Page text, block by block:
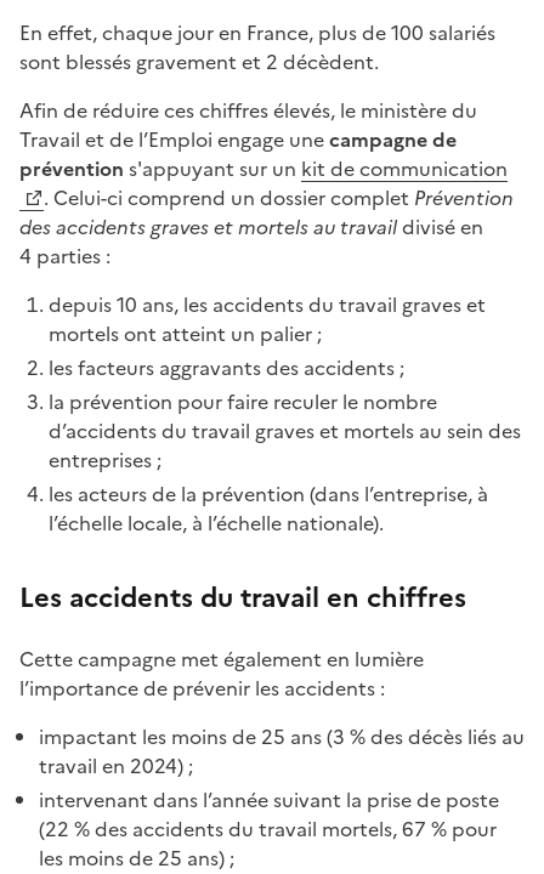
En effet, chaque jour en France, plus de 100 salariés
sont blessés gravement et 2 décèdent.
Afin de réduire ces chiffres élevés, le ministère du
Travail et de l’Emploi engage unecampagne de
prévention s'appuyant sur un kit de communication
. Celui-ci comprend un dossier complet Prévention
des accidents graves et mortels au travaildivisé en
4 parties :
depuis 10 ans, les accidents du travail graves et
mortels ont atteint un palier ;
les facteurs aggravants des accidents ;
la prévention pour faire reculer le nombre
d’accidents du travail graves et mortels au sein des
entreprises ;
les acteurs de la prévention (dans l’entreprise, à
l’échelle locale, à l’échelle nationale).
Les accidents du travail en chiffres
Cette campagne met également en lumière
l’importance de prévenir les accidents :
impactant les moins de 25 ans (3 % des décès liés au
travail en 2024) ;
intervenant dans l’année suivant la prise de poste
(22 % des accidents du travail mortels, 67 % pour
les moins de 25 ans) ;